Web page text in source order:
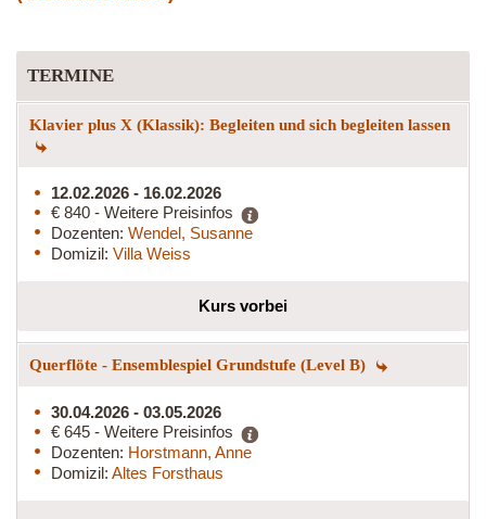
TERMINE
Klavier plus X (Klassik): Begleiten und sich begleiten lassen
12.02.2026 - 16.02.2026
€ 840 - Weitere Preisinfos
Dozenten: Wendel, Susanne
Domizil: Villa Weiss
Kurs vorbei
Querflöte - Ensemblespiel Grundstufe (Level B)
30.04.2026 - 03.05.2026
€ 645 - Weitere Preisinfos
Dozenten: Horstmann, Anne
Domizil: Altes Forsthaus